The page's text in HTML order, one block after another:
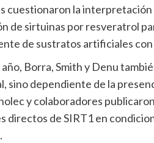
cuestionaron la interpretación
de sirtuinas por resveratrol
de sustratos artificiales
año, Borra, Smith y Denu
sino dependiente de la
y colaboradores
directos de SIRT1 en